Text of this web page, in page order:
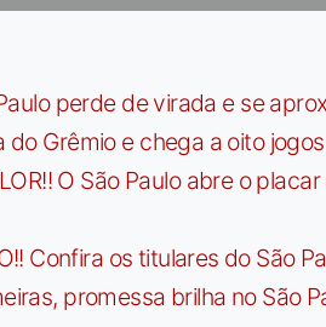
perde de virada e se
do Grêmio e chega a oito
O São Paulo abre o
Confira os titulares do São
promessa brilha no São